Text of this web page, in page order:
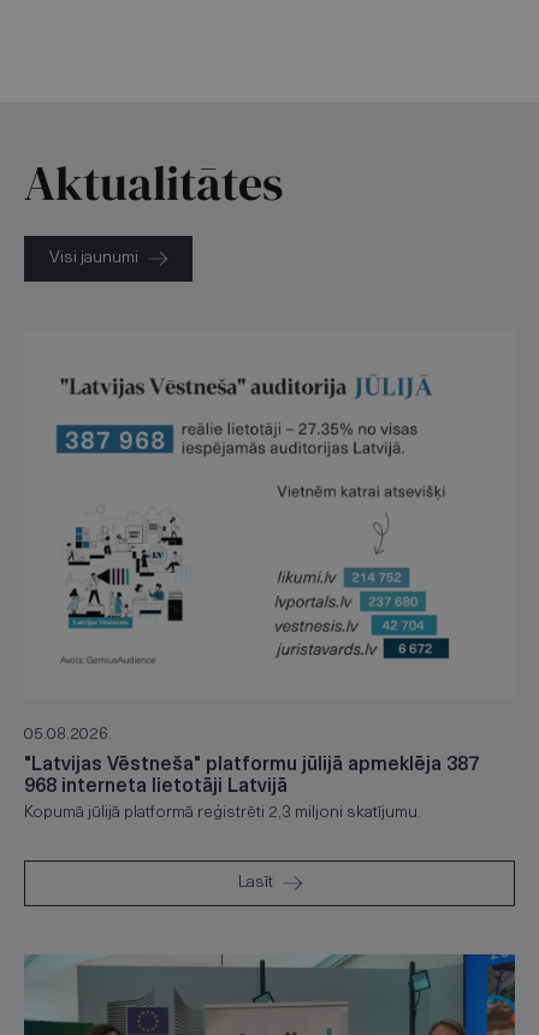
Aktualitātes
Visi jaunumi
05.08.2026.
"Latvijas Vēstneša" platformu jūlijā apmeklēja 387
968 interneta lietotāji Latvijā
Kopumā jūlijā platformā reģistrēti 2,3 miljoni skatījumu.
Lasīt